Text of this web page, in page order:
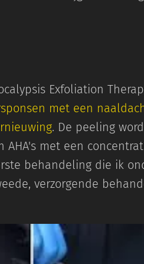
Exfoliation
met een
. De peeling
met een
behandeling die ik
verzorgende